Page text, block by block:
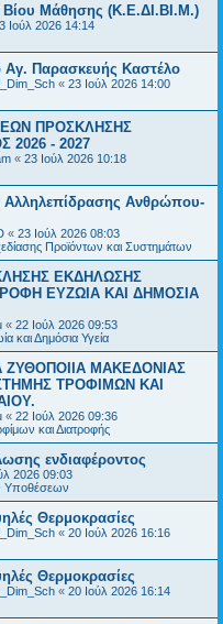
Μάθησης (Κ.Ε.ΔΙ.ΒΙ.Μ.)
Ιούλ 2026 14:14
Παρασκευής Καστέλο
« 23 Ιούλ 2026 14:00
ΠΡΟΣΚΛΗΣΗΣ
- 2027
« 23 Ιούλ 2026 10:18
Ανθρώπου-
« 23 Ιούλ 2026 08:03
Προϊόντων και Συστημάτων
ΕΚΔΗΛΩΣΗΣ
ΕΥΖΩΙΑ ΚΑΙ ΔΗΜΟΣΙΑ
« 22 Ιούλ 2026 09:53
και Δημόσια Υγεία
ΖΥΘΟΠΟΙΙΑ ΜΑΚΕΔΟΝΙΑΣ
ΤΡΟΦΙΜΩΝ ΚΑΙ
« 22 Ιούλ 2026 09:36
και Διατροφής
ενδιαφέροντος
2026 09:03
Υποθέσεων
Θερμοκρασίες
« 20 Ιούλ 2026 16:16
Θερμοκρασίες
« 20 Ιούλ 2026 16:14